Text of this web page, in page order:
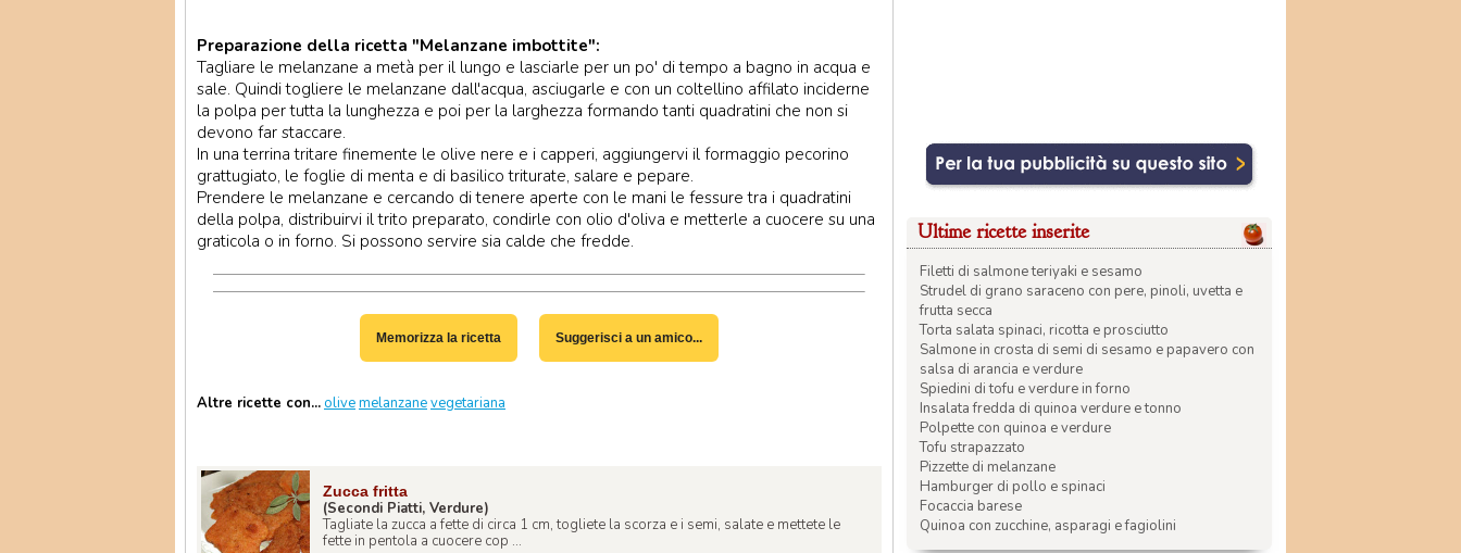
Preparazione della ricetta "Melanzane imbottite":
Tagliare le melanzane a metà per il lungo e lasciarle per un po' di tempo a bagno in acqua e
sale. Quindi togliere le melanzane dall'acqua, asciugarle e con un coltellino affilato inciderne
la polpa per tutta la lunghezza e poi per la larghezza formando tanti quadratini che non si
devono far staccare.
In una terrina tritare finemente le olive nere e i capperi, aggiungervi il formaggio pecorino
grattugiato, le foglie di menta e di basilico triturate, salare e pepare.
Prendere le melanzane e cercando di tenere aperte con le mani le fessure tra i quadratini
della polpa, distribuirvi il trito preparato, condirle con olio d'oliva e metterle a cuocere su una
graticola o in forno. Si possono servire sia calde che fredde.
Memorizza la ricetta Suggerisci a un amico...
Altre ricette con...olivemelanzanevegetariana
Zucca fritta
(Secondi Piatti, Verdure)
Tagliate la zucca a fette di circa 1 cm, togliete la scorza e i semi, salate e mettete le
fette in pentola a cuocere cop ...
Ultime ricette inserite
Filetti di salmone teriyaki e sesamo
Strudel di grano saraceno con pere, pinoli, uvetta e
frutta secca
Torta salata spinaci, ricotta e prosciutto
Salmone in crosta di semi di sesamo e papavero con
salsa di arancia e verdure
Spiedini di tofu e verdure in forno
Insalata fredda di quinoa verdure e tonno
Polpette con quinoa e verdure
Tofu strapazzato
Pizzette di melanzane
Hamburger di pollo e spinaci
Focaccia barese
Quinoa con zucchine, asparagi e fagiolini